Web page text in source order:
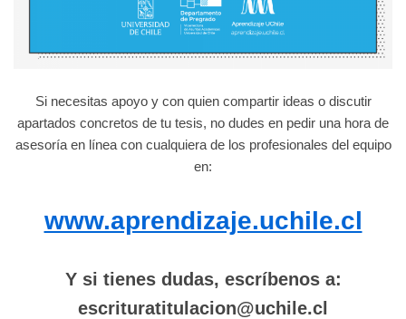
Si necesitas apoyo y con quien compartir ideas o discutir
apartados concretos de tu tesis, no dudes en pedir una hora de
asesoría en línea con cualquiera de los profesionales del equipo
en:
www.aprendizaje.uchile.cl
Y si tienes dudas, escríbenos a:
escrituratitulacion@uchile.cl